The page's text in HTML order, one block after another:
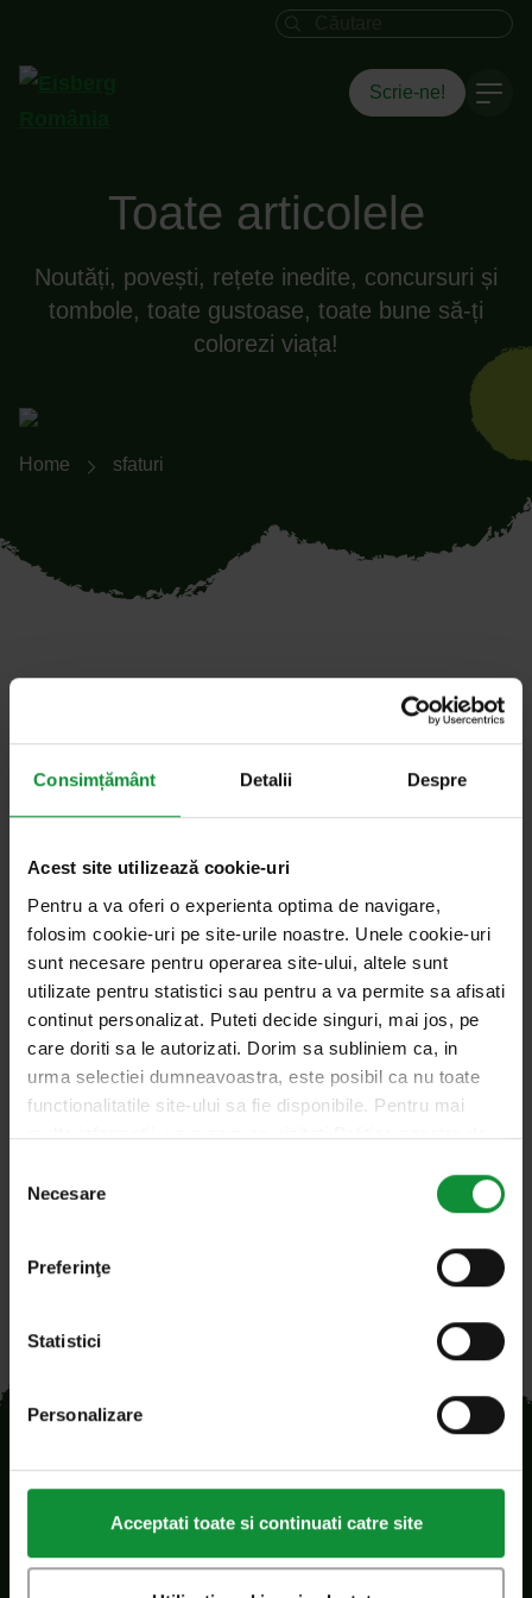
Consimțământ Detalii Despre
Acest site utilizează cookie-uri
Pentru a va oferi o experienta optima de navigare,
folosim cookie-uri pe site-urile noastre. Unele cookie-uri
sunt necesare pentru operarea site-ului, altele sunt
utilizate pentru statistici sau pentru a va permite sa afisati
continut personalizat. Puteti decide singuri, mai jos, pe
care doriti sa le autorizati. Dorim sa subliniem ca, in
urma selectiei dumneavoastra, este posibil ca nu toate
functionalitatile site-ului sa fie disponibile. Pentru mai
multe informatii, va rugam sa vizitati Politica noastra de
consimțământului
Necesare
Preferinţe
Statistici
Personalizare
Acceptati toate si continuati catre site
Câmpul de căutare
Scrie-ne!
Toate articolele
Noutăți, povești, rețete inedite, concursuri și
tombole, toate gustoase, toate bune să-ți
colorezi viața!
Breadcrumb-Navigation
Home sfaturi
Toate articolele cu cuvântul
cheie „sfaturi”
24. februarie 2026
Idei și sfaturi
Salata de vorbe cu Cosmin Dragomir
Zece sfaturi din 1940 pentru fripturile la
grătar
Nu există o „vreme potrivită” pentru un grătar bun –
acesta ne poate satisfice pofta de carne friptă